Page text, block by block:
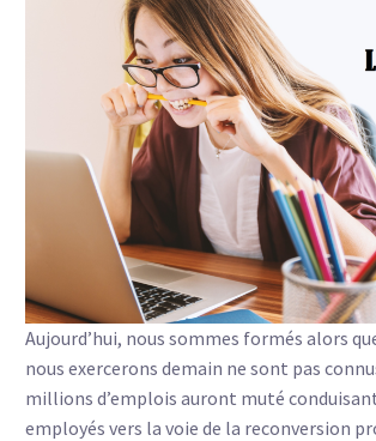
Aujourd’hui, nous sommes formés alors
nous exercerons demain ne sont pas
millions d’emplois auront muté
employés vers la voie de la reconversion